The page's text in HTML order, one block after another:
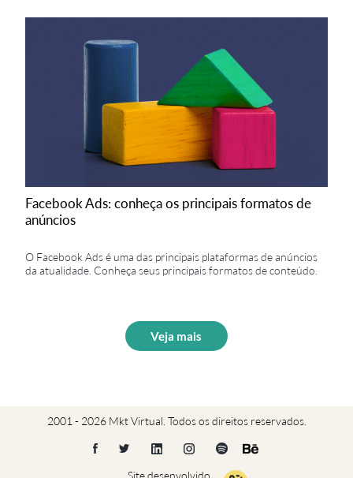
Facebook Ads: conheça os principais formatos de
anúncios
O Facebook Ads é uma das principais plataformas de anúncios
da atualidade. Conheça seus principais formatos de conteúdo.
Veja mais
2001 - 2026 Mkt Virtual. Todos os direitos reservados.
Site desenvolvido